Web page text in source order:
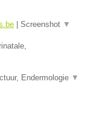
Screenshot ▼
Endermologie ▼